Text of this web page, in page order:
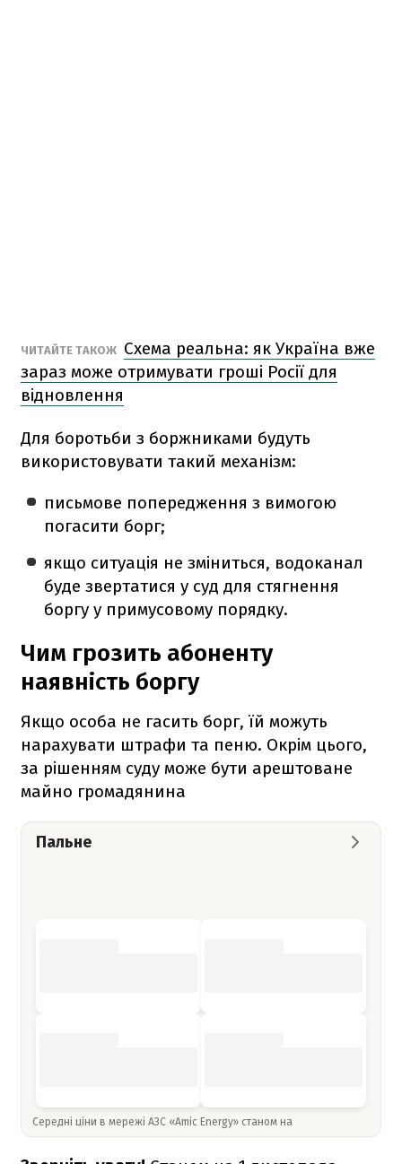
ЧИТАЙТЕ ТАКОЖ Схема реальна: як Україна вже
зараз може отримувати гроші Росії для
відновлення
Для боротьби з боржниками будуть
використовувати такий механізм:
письмове попередження з вимогою
погасити борг;
якщо ситуація не зміниться, водоканал
буде звертатися у суд для стягнення
боргу у примусовому порядку.
Чим грозить абоненту
наявність боргу
Якщо особа не гасить борг, їй можуть
нарахувати штрафи та пеню. Окрім цього,
за рішенням суду може бути арештоване
майно громадянина
Пальне
Середні ціни в мережі АЗС «Amic Energy» станом на